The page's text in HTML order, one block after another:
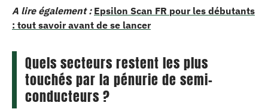
A lire également : Epsilon Scan FR pour les débutants
: tout savoir avant de se lancer
Quels secteurs restent les plus
touchés par la pénurie de semi-
conducteurs ?